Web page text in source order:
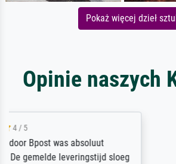
Pokaż więcej dzieł
Opinie naszych
Sehr gute Qualität des
des Rahmens! Unser Bild wurde